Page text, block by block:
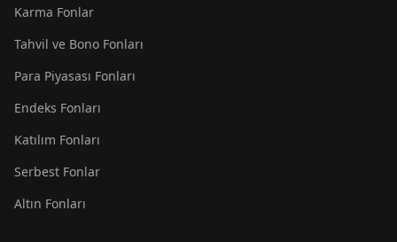
Karma Fonlar
Tahvil ve Bono Fonları
Para Piyasası Fonları
Endeks Fonları
Katılım Fonları
Serbest Fonlar
Altın Fonları